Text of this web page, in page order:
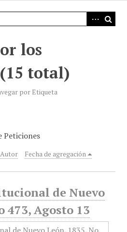
los
total)
por Etiqueta
Peticiones
Autor Fecha de agregación
de Nuevo
473, Agosto 13